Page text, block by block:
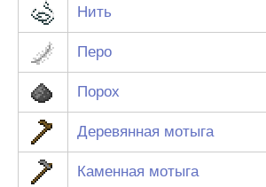
Нить
Перо
Порох
Деревянная мотыга
Каменная мотыга